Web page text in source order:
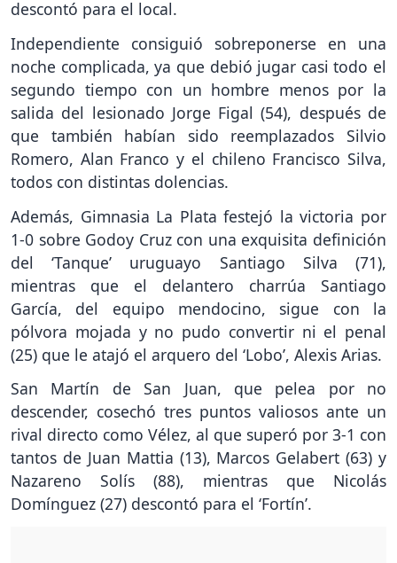
descontó para el local.
Independiente consiguió sobreponerse en una
noche complicada, ya que debió jugar casi todo el
segundo tiempo con un hombre menos por la
salida del lesionado Jorge Figal (54), después de
que también habían sido reemplazados Silvio
Romero, Alan Franco y el chileno Francisco Silva,
todos con distintas dolencias.
Además, Gimnasia La Plata festejó la victoria por
1-0 sobre Godoy Cruz con una exquisita definición
del ‘Tanque’ uruguayo Santiago Silva (71),
mientras que el delantero charrúa Santiago
García, del equipo mendocino, sigue con la
pólvora mojada y no pudo convertir ni el penal
(25) que le atajó el arquero del ‘Lobo’, Alexis Arias.
San Martín de San Juan, que pelea por no
descender, cosechó tres puntos valiosos ante un
rival directo como Vélez, al que superó por 3-1 con
tantos de Juan Mattia (13), Marcos Gelabert (63) y
Nazareno Solís (88), mientras que Nicolás
Domínguez (27) descontó para el ‘Fortín’.